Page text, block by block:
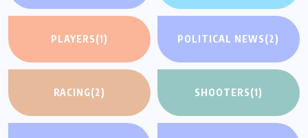
PLAYERS(1) POLITICAL NEWS(2)
RACING(2) SHOOTERS(1)